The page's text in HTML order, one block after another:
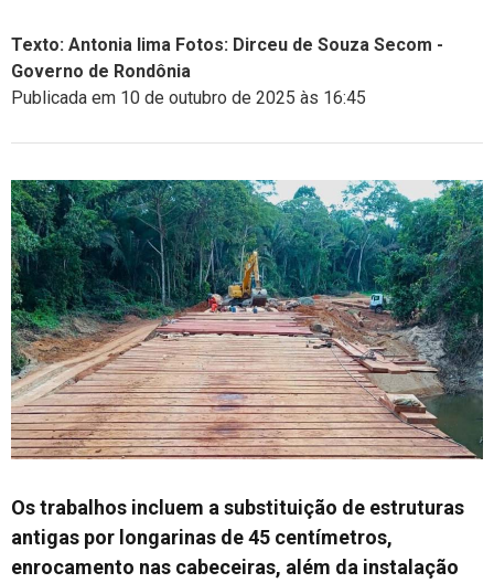
Texto: Antonia lima Fotos: Dirceu de Souza Secom -
Governo de Rondônia
Publicada em 10 de outubro de 2025 às 16:45
Os trabalhos incluem a substituição de estruturas
antigas por longarinas de 45 centímetros,
enrocamento nas cabeceiras, além da instalação